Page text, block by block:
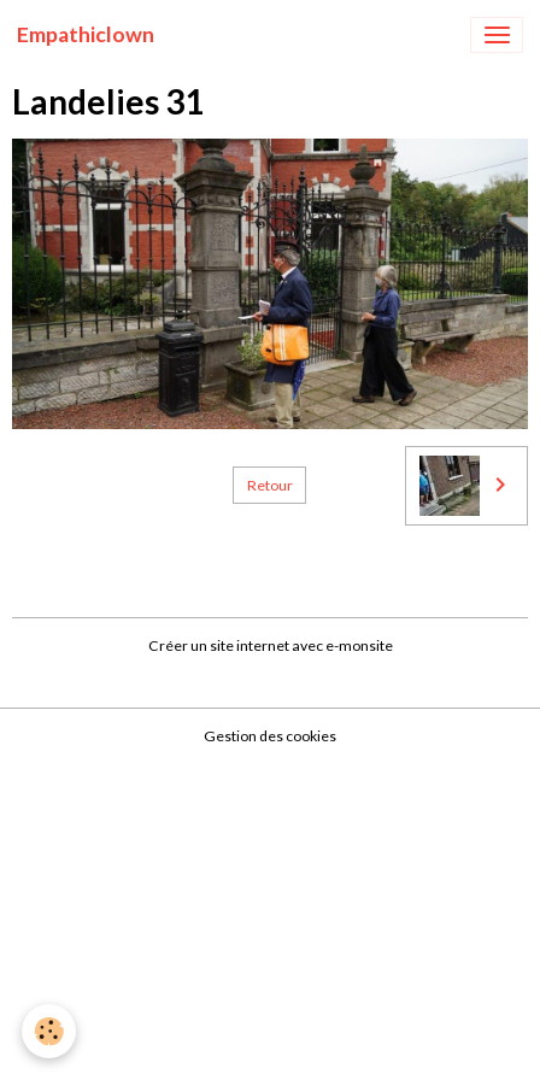
Empathiclown
Landelies 31
Retour
Créer un site internet avec e-monsite
Gestion des cookies